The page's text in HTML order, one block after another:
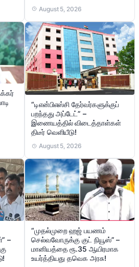
August 5, 2026
“டிஎன்பிஎஸ்சி தேர்வர்களுக்குப்
பறந்தது அப்டேட்” –
இணையத்தில் விடைத்தாள்கள்
திடீர் வெளியீடு!
August 5, 2026
–
“முதல்முறை ஹஜ் பயணம்
செல்வவோருக்கு குட் நியூஸ்” –
மானியத்தை ரூ.35 ஆயிரமாக
உயர்த்தியது தவெக அரசு!